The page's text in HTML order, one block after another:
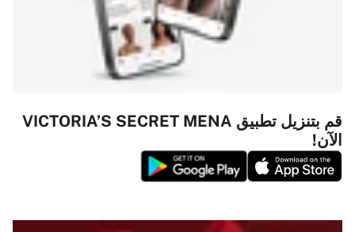
قم بتنزيل تطبيق VICTORIA’S SECRET MENA
الآن!